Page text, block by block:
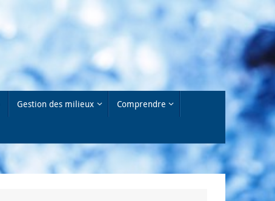
Gestion des milieux Comprendre